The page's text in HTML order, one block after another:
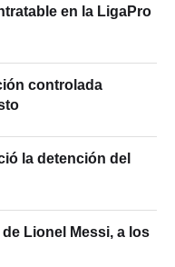
en la LigaPro
controlada
la detención del
Lionel Messi, a los